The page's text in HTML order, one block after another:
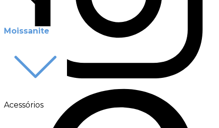
Moissanite
Acessórios